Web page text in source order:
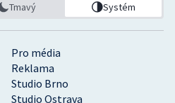
Pro média
Reklama
Studio Brno
Studio Ostrava
Tmavý Systém